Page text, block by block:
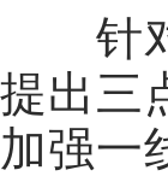
针对
提出三
加强一